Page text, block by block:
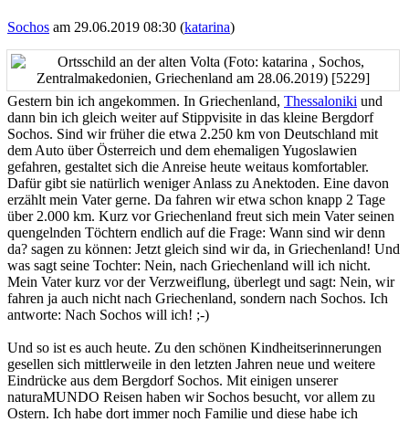
Sochos am 29.06.2019 08:30 (katarina)
Gestern bin ich angekommen. In Griechenland, Thessaloniki und
dann bin ich gleich weiter auf Stippvisite in das kleine Bergdorf
Sochos. Sind wir früher die etwa 2.250 km von Deutschland mit
dem Auto über Österreich und dem ehemaligen Yugoslawien
gefahren, gestaltet sich die Anreise heute weitaus komfortabler.
Dafür gibt sie natürlich weniger Anlass zu Anektoden. Eine davon
erzählt mein Vater gerne. Da fahren wir etwa schon knapp 2 Tage
über 2.000 km. Kurz vor Griechenland freut sich mein Vater seinen
quengelnden Töchtern endlich auf die Frage: Wann sind wir denn
da? sagen zu können: Jetzt gleich sind wir da, in Griechenland! Und
was sagt seine Tochter: Nein, nach Griechenland will ich nicht.
Mein Vater kurz vor der Verzweiflung, überlegt und sagt: Nein, wir
fahren ja auch nicht nach Griechenland, sondern nach Sochos. Ich
antworte: Nach Sochos will ich! ;-)
Und so ist es auch heute. Zu den schönen Kindheitserinnerungen
gesellen sich mittlerweile in den letzten Jahren neue und weitere
Eindrücke aus dem Bergdorf Sochos. Mit einigen unserer
naturaMUNDO Reisen haben wir Sochos besucht, vor allem zu
Ostern. Ich habe dort immer noch Familie und diese habe ich